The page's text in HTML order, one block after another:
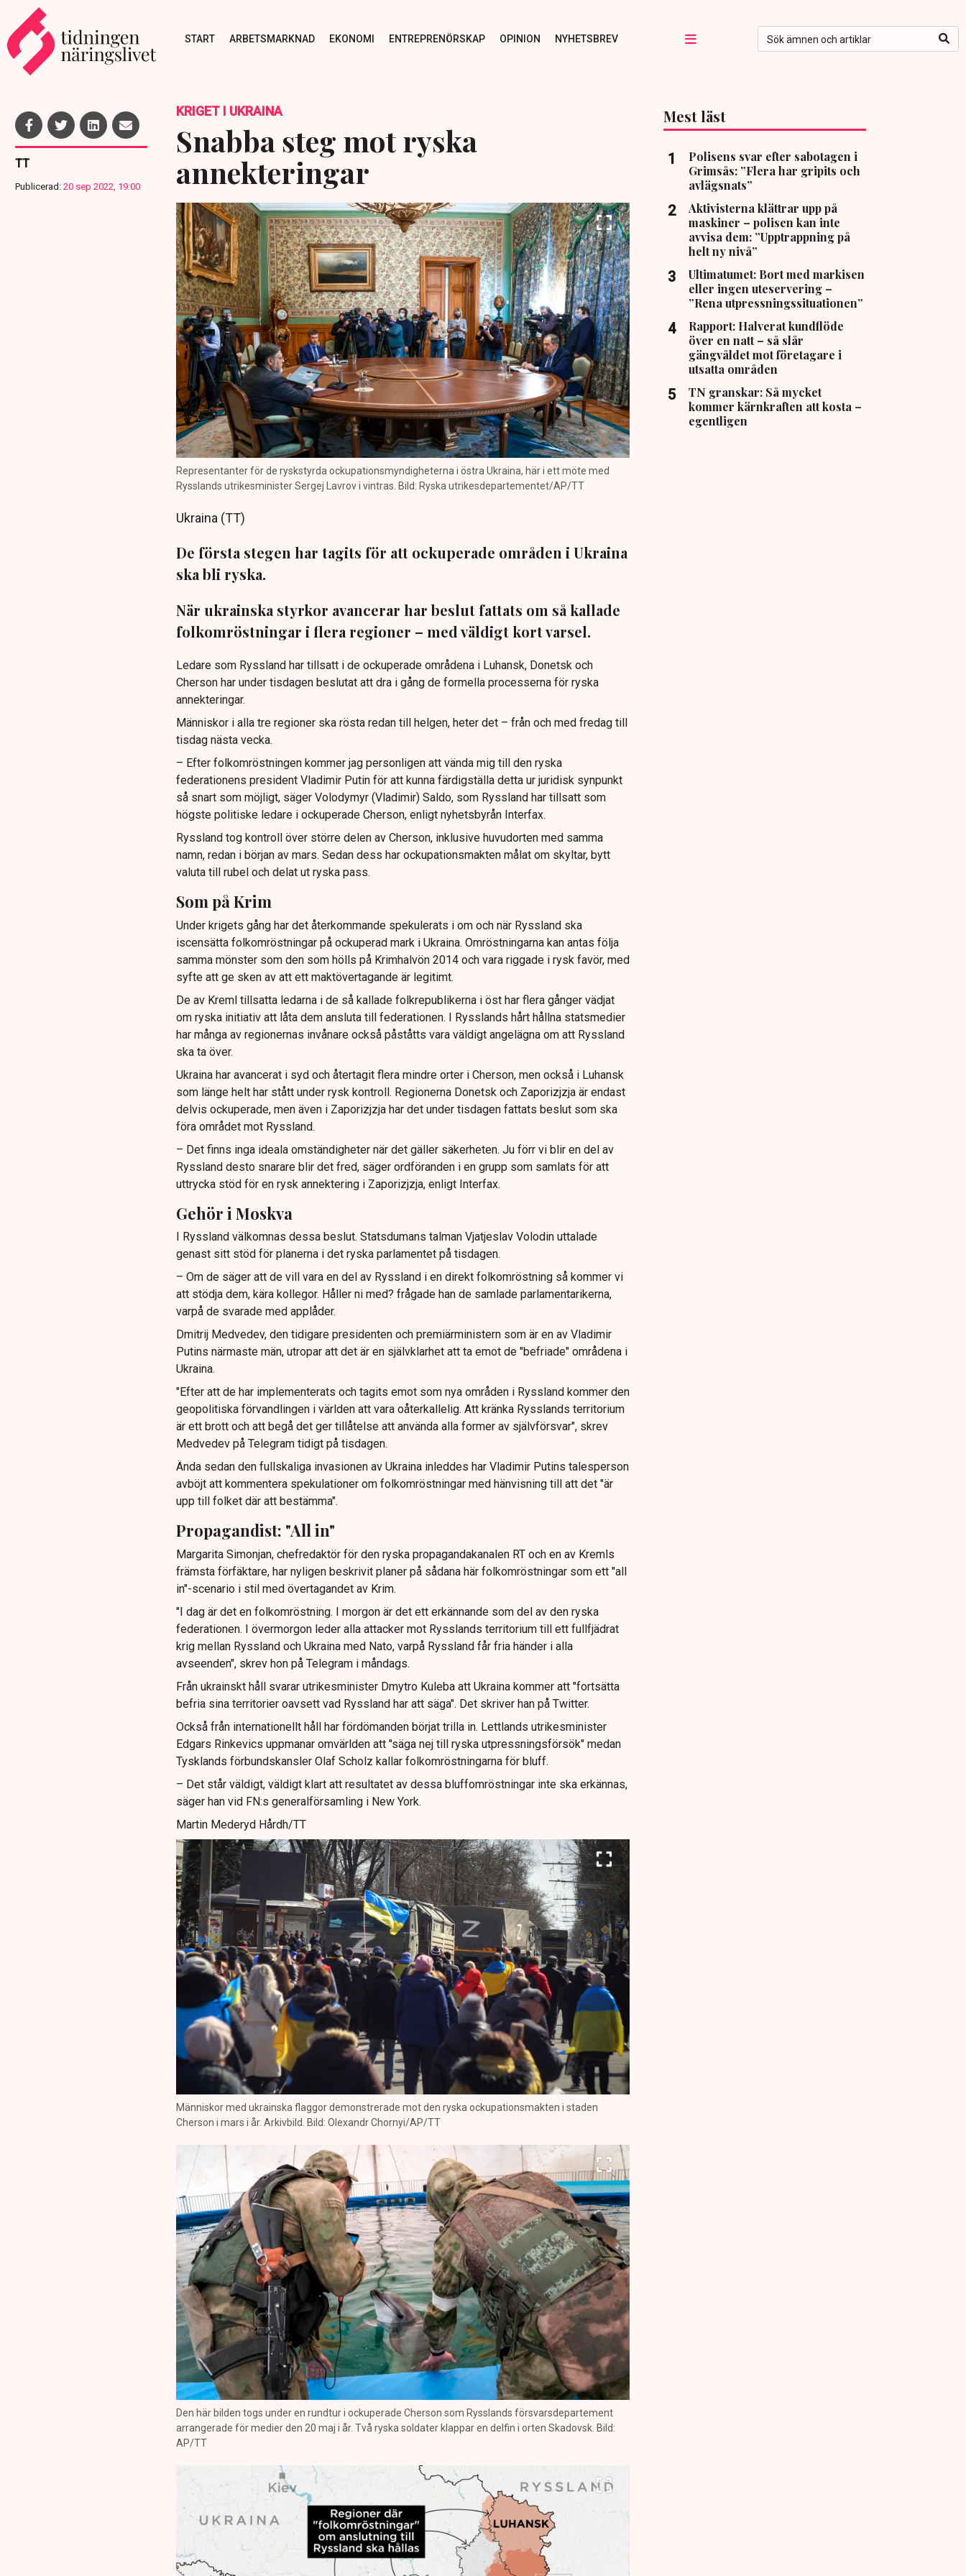
START ARBETSMARKNAD EKONOMI ENTREPRENÖRSKAP OPINION NYHETSBREV
TT
Publicerad: 20 sep 2022, 19:00
KRIGET I UKRAINA
Snabba steg mot ryska
annekteringar
Representanter för de ryskstyrda ockupationsmyndigheterna i östra Ukraina, här i ett möte med
Rysslands utrikesminister Sergej Lavrov i vintras. Bild: Ryska utrikesdepartementet/AP/TT
Ukraina (TT)
De första stegen har tagits för att ockuperade områden i Ukraina
ska bli ryska.
När ukrainska styrkor avancerar har beslut fattats om så kallade
folkomröstningar i flera regioner – med väldigt kort varsel.
Ledare som Ryssland har tillsatt i de ockuperade områdena i Luhansk, Donetsk och
Cherson har under tisdagen beslutat att dra i gång de formella processerna för ryska
annekteringar.
Människor i alla tre regioner ska rösta redan till helgen, heter det – från och med fredag till
tisdag nästa vecka.
– Efter folkomröstningen kommer jag personligen att vända mig till den ryska
federationens president Vladimir Putin för att kunna färdigställa detta ur juridisk synpunkt
så snart som möjligt, säger Volodymyr (Vladimir) Saldo, som Ryssland har tillsatt som
högste politiske ledare i ockuperade Cherson, enligt nyhetsbyrån Interfax.
Ryssland tog kontroll över större delen av Cherson, inklusive huvudorten med samma
namn, redan i början av mars. Sedan dess har ockupationsmakten målat om skyltar, bytt
valuta till rubel och delat ut ryska pass.
Som på Krim
Under krigets gång har det återkommande spekulerats i om och när Ryssland ska
iscensätta folkomröstningar på ockuperad mark i Ukraina. Omröstningarna kan antas följa
samma mönster som den som hölls på Krimhalvön 2014 och vara riggade i rysk favör, med
syfte att ge sken av att ett maktövertagande är legitimt.
De av Kreml tillsatta ledarna i de så kallade folkrepublikerna i öst har flera gånger vädjat
om ryska initiativ att låta dem ansluta till federationen. I Rysslands hårt hållna statsmedier
har många av regionernas invånare också påståtts vara väldigt angelägna om att Ryssland
ska ta över.
Ukraina har avancerat i syd och återtagit flera mindre orter i Cherson, men också i Luhansk
som länge helt har stått under rysk kontroll. Regionerna Donetsk och Zaporizjzja är endast
delvis ockuperade, men även i Zaporizjzja har det under tisdagen fattats beslut som ska
föra området mot Ryssland.
– Det finns inga ideala omständigheter när det gäller säkerheten. Ju förr vi blir en del av
Ryssland desto snarare blir det fred, säger ordföranden i en grupp som samlats för att
uttrycka stöd för en rysk annektering i Zaporizjzja, enligt Interfax.
Gehör i Moskva
I Ryssland välkomnas dessa beslut. Statsdumans talman Vjatjeslav Volodin uttalade
genast sitt stöd för planerna i det ryska parlamentet på tisdagen.
– Om de säger att de vill vara en del av Ryssland i en direkt folkomröstning så kommer vi
att stödja dem, kära kollegor. Håller ni med? frågade han de samlade parlamentarikerna,
varpå de svarade med applåder.
Dmitrij Medvedev, den tidigare presidenten och premiärministern som är en av Vladimir
Putins närmaste män, utropar att det är en självklarhet att ta emot de "befriade" områdena i
Ukraina.
"Efter att de har implementerats och tagits emot som nya områden i Ryssland kommer den
geopolitiska förvandlingen i världen att vara oåterkallelig. Att kränka Rysslands territorium
är ett brott och att begå det ger tillåtelse att använda alla former av självförsvar", skrev
Medvedev på Telegram tidigt på tisdagen.
Ända sedan den fullskaliga invasionen av Ukraina inleddes har Vladimir Putins talesperson
avböjt att kommentera spekulationer om folkomröstningar med hänvisning till att det "är
upp till folket där att bestämma".
Propagandist: "All in"
Margarita Simonjan, chefredaktör för den ryska propagandakanalen RT och en av Kremls
främsta förfäktare, har nyligen beskrivit planer på sådana här folkomröstningar som ett "all
in"-scenario i stil med övertagandet av Krim.
"I dag är det en folkomröstning. I morgon är det ett erkännande som del av den ryska
federationen. I övermorgon leder alla attacker mot Rysslands territorium till ett fullfjädrat
krig mellan Ryssland och Ukraina med Nato, varpå Ryssland får fria händer i alla
avseenden", skrev hon på Telegram i måndags.
Från ukrainskt håll svarar utrikesminister Dmytro Kuleba att Ukraina kommer att "fortsätta
befria sina territorier oavsett vad Ryssland har att säga". Det skriver han på Twitter.
Också från internationellt håll har fördömanden börjat trilla in. Lettlands utrikesminister
Edgars Rinkevics uppmanar omvärlden att "säga nej till ryska utpressningsförsök" medan
Tysklands förbundskansler Olaf Scholz kallar folkomröstningarna för bluff.
– Det står väldigt, väldigt klart att resultatet av dessa bluffomröstningar inte ska erkännas,
säger han vid FN:s generalförsamling i New York.
Martin Mederyd Hårdh/TT
Människor med ukrainska flaggor demonstrerade mot den ryska ockupationsmakten i staden
Cherson i mars i år. Arkivbild. Bild: Olexandr Chornyi/AP/TT
Den här bilden togs under en rundtur i ockuperade Cherson som Rysslands försvarsdepartement
arrangerade för medier den 20 maj i år. Två ryska soldater klappar en delfin i orten Skadovsk. Bild:
AP/TT
Mest läst
Polisens svar efter sabotagen i
Grimsås: ”Flera har gripits och
avlägsnats”
Aktivisterna klättrar upp på
maskiner – polisen kan inte
avvisa dem: ”Upptrappning på
helt ny nivå”
Ultimatumet: Bort med markisen
eller ingen uteservering –
”Rena utpressningssituationen”
Rapport: Halverat kundflöde
över en natt – så slår
gängvåldet mot företagare i
utsatta områden
TN granskar: Så mycket
kommer kärnkraften att kosta –
egentligen